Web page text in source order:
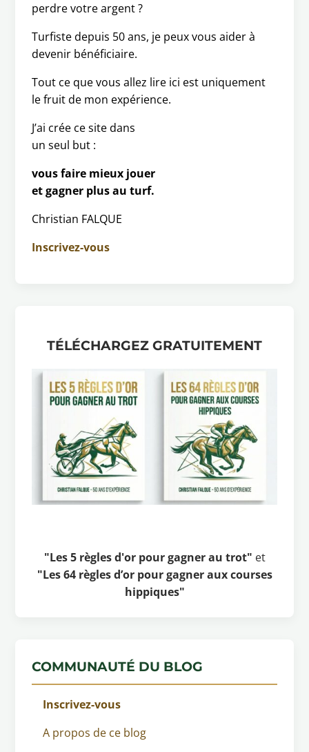
perdre votre argent ?
Turfiste depuis 50 ans, je peux vous aider à
devenir bénéficiaire.
Tout ce que vous allez lire ici est uniquement
le fruit de mon expérience.
J’ai crée ce site dans
un seul but :
vous faire mieux jouer
et gagner plus au turf.
Christian FALQUE
Inscrivez-vous
TÉLÉCHARGEZ GRATUITEMENT
"Les 5 règles d'or pour gagner au trot" et
"Les 64 règles d’or pour gagner aux courses
hippiques"
COMMUNAUTÉ DU BLOG
Inscrivez-vous
A propos de ce blog